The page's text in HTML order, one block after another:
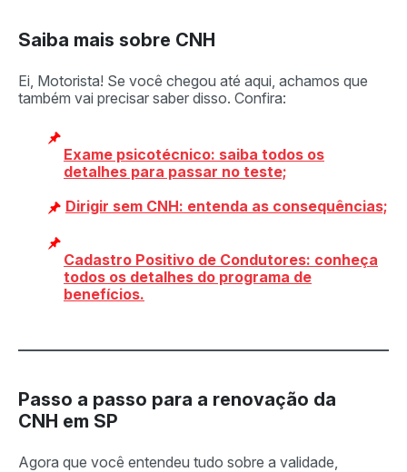
Saiba mais sobre CNH
Ei, Motorista! Se você chegou até aqui, achamos que
também vai precisar saber disso. Confira:
Exame psicotécnico: saiba todos os
detalhes para passar no teste;
Dirigir sem CNH: entenda as consequências;
Cadastro Positivo de Condutores: conheça
todos os detalhes do programa de
benefícios.
Passo a passo para a renovação da
CNH em SP
Agora que você entendeu tudo sobre a validade,